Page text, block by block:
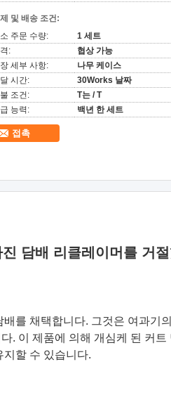
및 배송 조건:
주문 수량:
1 세트
:
협상 가능
세부 사항:
나무 케이스
시간:
30Works 날짜
조건:
T는 / T
능력:
백년 한 세트
접촉
담배 리클레이머를 거
를 채택합니다. 그것은 여과기
. 이 제품에 의해 개심케 된 커트
지할 수 있습니다.